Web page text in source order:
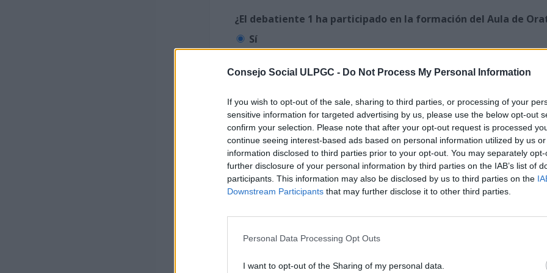
Consejo Social ULPGC - Do Not Process My Personal Information
If you wish to opt-out of the sale, sharing to third parties, or processing of your
sensitive information for targeted advertising by us, please use the below opt-out
confirm your selection. Please note that after your opt-out request is processed
continue seeing interest-based ads based on personal information utilized by us
information disclosed to third parties prior to your opt-out. You may separately
further disclosure of your personal information by third parties on the IAB’s list of
participants. This information may also be disclosed by us to third parties on the
Downstream Participants that may further disclose it to other third parties.
Personal Data Processing Opt Outs
I want to opt-out of the Sharing of my personal data.
¿El debatiente 1 ha participado en la formación del Aula de
Sí
Nombre y apellidos del debatiente 2*
DNI / Pasaporte del debatiente 2*
Universidad en la que estudia el debatiente 2*